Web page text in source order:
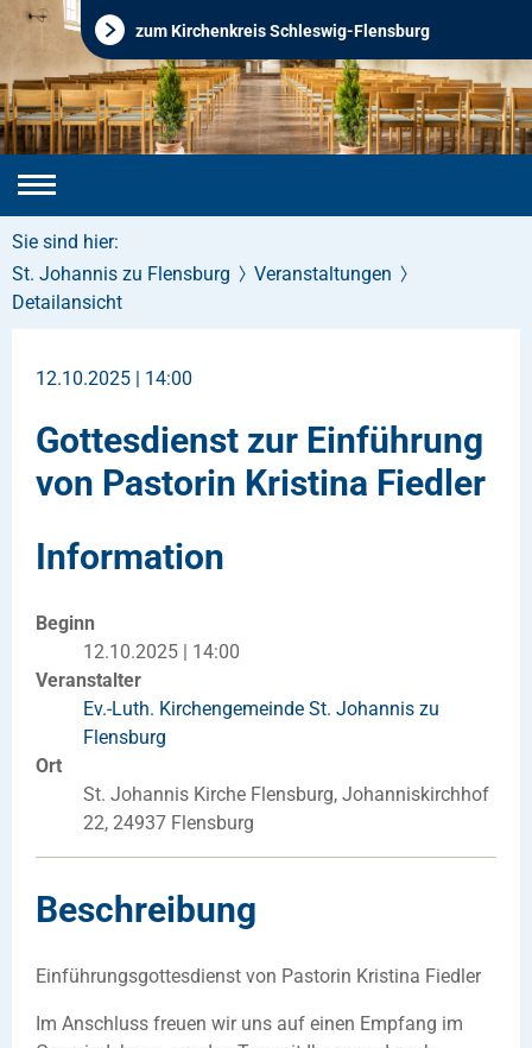
zum Kirchenkreis Schleswig-Flensburg
Sie sind hier:
St. Johannis zu Flensburg
Veranstaltungen
Detailansicht
12.10.2025 | 14:00
Gottesdienst zur Einführung
von Pastorin Kristina Fiedler
Information
Beginn
12.10.2025 | 14:00
Veranstalter
Ev.-Luth. Kirchengemeinde St. Johannis zu
Flensburg
Ort
St. Johannis Kirche Flensburg, Johanniskirchhof
22, 24937 Flensburg
Beschreibung
Einführungsgottesdienst von Pastorin Kristina Fiedler
Im Anschluss freuen wir uns auf einen Empfang im